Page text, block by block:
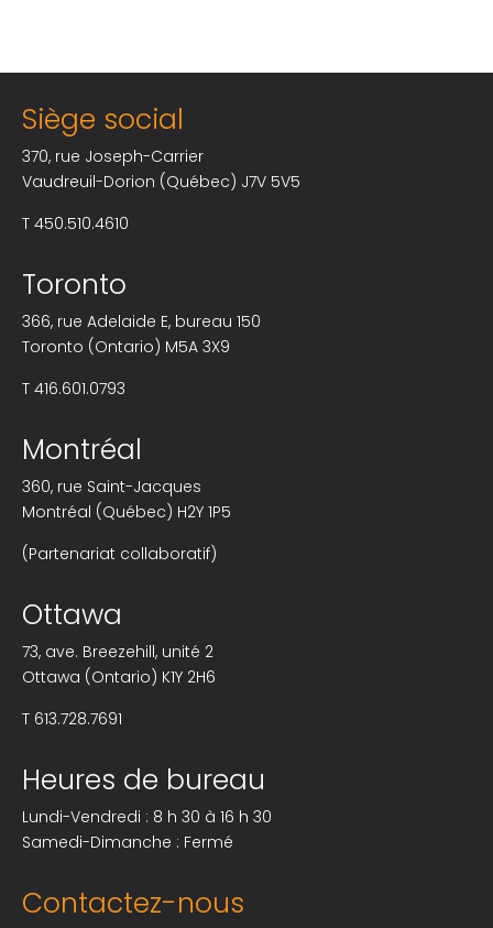
Siège social
370, rue Joseph-Carrier
Vaudreuil-Dorion (Québec) J7V 5V5
T 450.510.4610
Toronto
366, rue Adelaide E, bureau 150
Toronto (Ontario) M5A 3X9
T 416.601.0793
Montréal
360, rue Saint-Jacques
Montréal (Québec) H2Y 1P5
(Partenariat collaboratif)
Ottawa
73, ave. Breezehill, unité 2
Ottawa (Ontario) K1Y 2H6
T 613.728.7691
Heures de bureau
Lundi-Vendredi : 8 h 30 à 16 h 30
Samedi-Dimanche : Fermé
Contactez-nous